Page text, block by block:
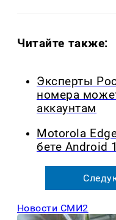
Читайте также:
Эксперты
номера
аккаунтам
Motorola
бете Android
Новости СМИ2